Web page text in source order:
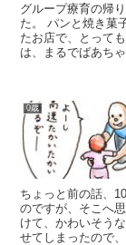
グループ療育の帰
た。 パンと焼き菓
たお店で、とって
は、まるでばあち
0歳
ちょっと前の話、
のですが、そこへ
けて、かわいそう
せてしまったので